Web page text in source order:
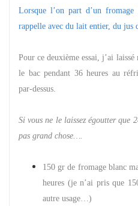
Lorsque l’on part d’un
rappelle avec du lait entier, du jus
Pour ce deuxième essai, j’ai
le bac pendant 36 heures au
par-dessus.
Si vous ne le laissez égoutter que
pas grand chose….
150 gr de fromage blanc
heures (je n’ai pris que
autre usage…)